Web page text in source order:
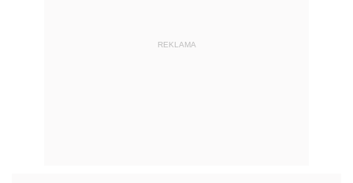
REKLAMA